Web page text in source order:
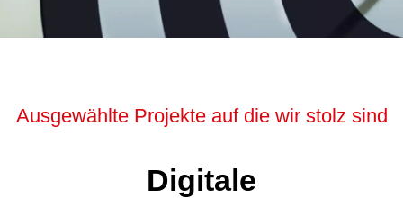
Ausgewählte Projekte auf die wir stolz sind
Digitale